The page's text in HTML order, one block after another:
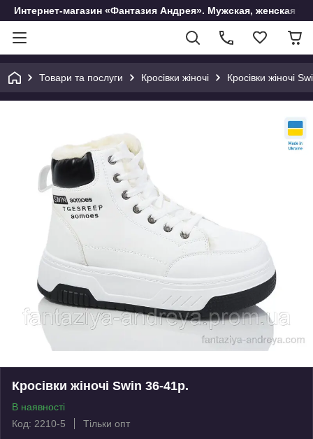
Интернет-магазин «Фантазия Андрея». Мужская, женская и
Товари та послуги Кросівки жіночі Кросівки жіночі
Кросівки жіночі Swin 36-41р.
В наявності
Код: 2210-5
Тільки опт